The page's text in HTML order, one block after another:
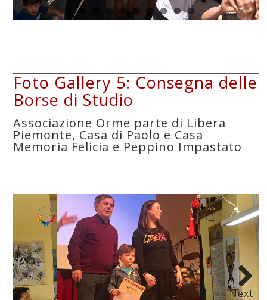
Foto Gallery 5: Consegna delle
Borse di Studio
Associazione Orme parte di Libera
Piemonte, Casa di Paolo e Casa
Memoria Felicia e Peppino Impastato
Next